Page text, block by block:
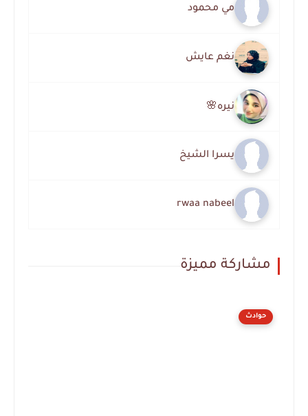
مي محمود
نغم عايش
نيره🌸
يسرا الشيخ
rwaa nabeel
مشاركة مميزة
حوادث